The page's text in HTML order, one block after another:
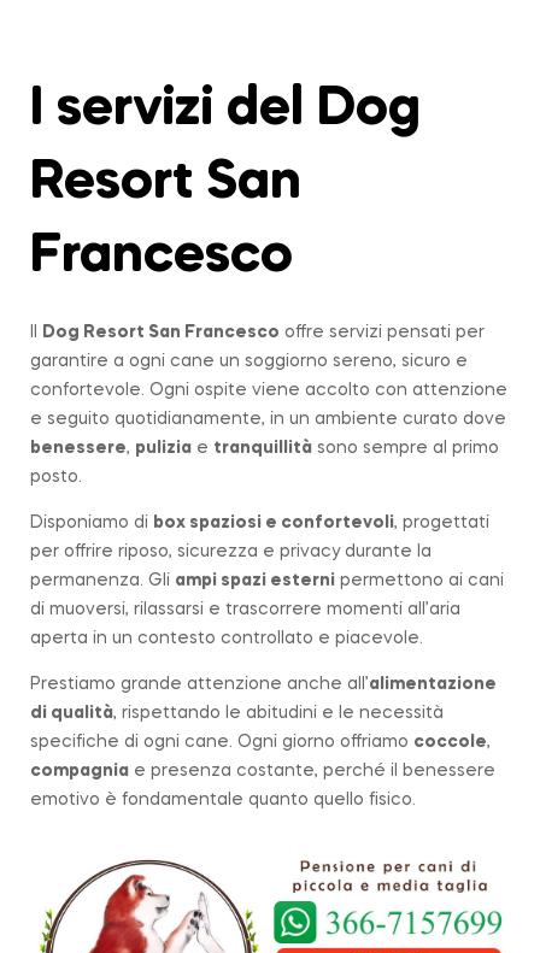
I servizi del Dog
Resort San
Francesco
Dog Resort San Francesco offre servizi pensati per
garantire a ogni cane un soggiorno sereno, sicuro e
confortevole. Ogni ospite viene accolto con attenzione
e seguito quotidianamente, in un ambiente curato dove
benessere, pulizia e tranquillità sono sempre al primo
posto.
Disponiamo di box spaziosi e confortevoli, progettati
per offrire riposo, sicurezza e privacy durante la
permanenza. Gli ampi spazi esterni permettono ai cani
di muoversi, rilassarsi e trascorrere momenti all’aria
aperta in un contesto controllato e piacevole.
Prestiamo grande attenzione anche all’alimentazione
di qualità, rispettando le abitudini e le necessità
specifiche di ogni cane. Ogni giorno offriamo coccole,
compagnia e presenza costante, perché il benessere
emotivo è fondamentale quanto quello fisico.